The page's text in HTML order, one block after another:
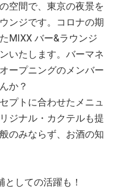
空間で、東京の夜景を
ンジです。コロナの期
MIXX バー&ラウンジ
いたします。バーマネ
ープニングのメンバー
か？
プトに合わせたメニュ
ジナル・カクテルも提
のみならず、お酒の知
しての活躍も！